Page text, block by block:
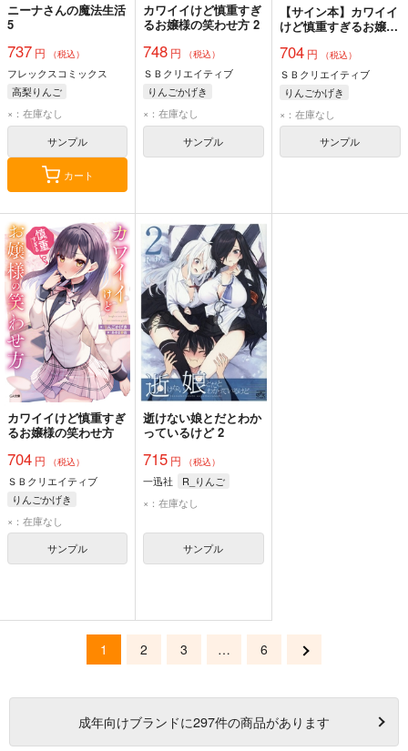
ニーナさんの魔法生活
5
737 円 （税込）
フレックスコミックス
高梨りんご
×：在庫なし
サンプル
カート
カワイイけど慎重すぎ
るお嬢様の笑わせ方 2
748 円 （税込）
ＳＢクリエイティブ
りんごかげき
×：在庫なし
サンプル
【サイン本】カワイイ
けど慎重すぎるお嬢様
セル不可 ※各特典につ
きましては対象外とな
りますので予めご了承
ください。）
704円 （税込）
ＳＢクリエイティブ
りんごかげき
×：在庫なし
サンプル
カワイイけど慎重すぎ
るお嬢様の笑わせ方
704 円 （税込）
ＳＢクリエイティブ
りんごかげき
×：在庫なし
サンプル
逝けない娘とだとわか
っているけど 2
715 円 （税込）
一迅社
R_りんご
×：在庫なし
サンプル
1 2 3 … 6
成年向けブランドに297件の商品があります